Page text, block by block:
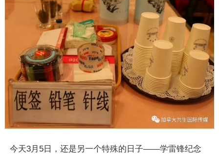
今天3月5日，还是另一个特殊的日子——学雷锋纪念